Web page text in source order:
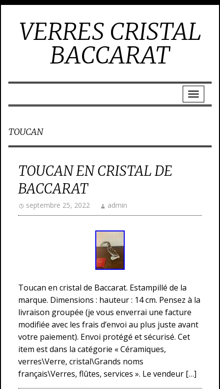
VERRES CRISTAL
BACCARAT
TOUCAN
TOUCAN EN CRISTAL DE
BACCARAT
septembre 25, 2022 admin
Toucan en cristal de Baccarat. Estampillé de la
marque. Dimensions : hauteur : 14 cm. Pensez à la
livraison groupée (je vous enverrai une facture
modifiée avec les frais d’envoi au plus juste avant
votre paiement). Envoi protégé et sécurisé. Cet
item est dans la catégorie « Céramiques,
verres\Verre, cristal\Grands noms
français\Verres, flûtes, services ». Le vendeur […]